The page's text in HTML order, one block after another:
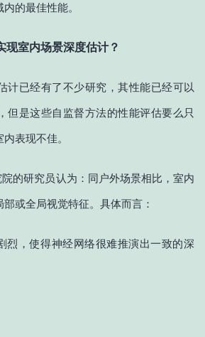
的最佳性能。
现室内场景深度估计？
计已经有了不少研究，其性能已经可以
但是这些自监督方法的性能评估要么只
表现不佳。
的研究员认为：同户外场景相比，室内
或全局视觉特征。具体而言：
烈，使得神经网络很难推演出一致的深